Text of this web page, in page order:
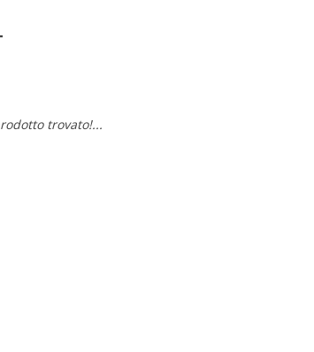
trovato!...